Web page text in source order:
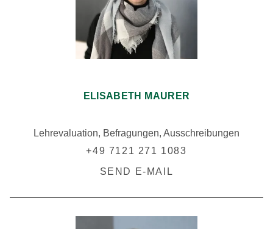
ELISABETH MAURER
Lehrevaluation, Befragungen, Ausschreibungen
+49 7121 271 1083
SEND E-MAIL